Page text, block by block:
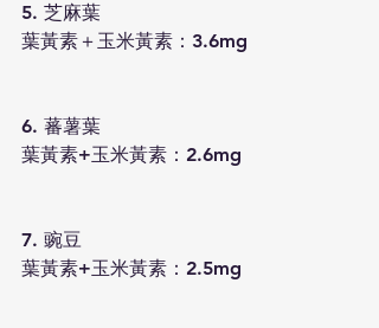
5. 芝麻葉
葉黃素＋玉米黃素：3.6mg
6. 蕃薯葉
葉黃素+玉米黃素：2.6mg
7. 豌豆
葉黃素+玉米黃素：2.5mg